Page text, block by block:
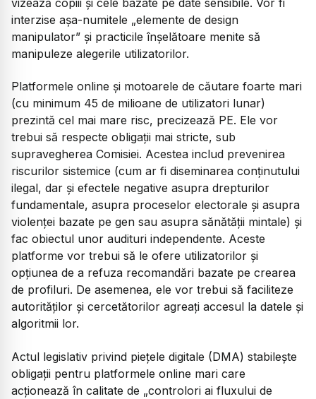
vizează copiii şi cele bazate pe date sensibile. Vor fi
interzise aşa-numitele „elemente de design
manipulator” şi practicile înşelătoare menite să
manipuleze alegerile utilizatorilor.
Platformele online şi motoarele de căutare foarte mari
(cu minimum 45 de milioane de utilizatori lunar)
prezintă cel mai mare risc, precizează PE. Ele vor
trebui să respecte obligaţii mai stricte, sub
supravegherea Comisiei. Acestea includ prevenirea
riscurilor sistemice (cum ar fi diseminarea conţinutului
ilegal, dar şi efectele negative asupra drepturilor
fundamentale, asupra proceselor electorale şi asupra
violenţei bazate pe gen sau asupra sănătăţii mintale) şi
fac obiectul unor audituri independente. Aceste
platforme vor trebui să le ofere utilizatorilor şi
opţiunea de a refuza recomandări bazate pe crearea
de profiluri. De asemenea, ele vor trebui să faciliteze
autorităţilor şi cercetătorilor agreaţi accesul la datele şi
algoritmii lor.
Actul legislativ privind pieţele digitale (DMA) stabileşte
obligaţii pentru platformele online mari care
acţionează în calitate de „controlori ai fluxului de